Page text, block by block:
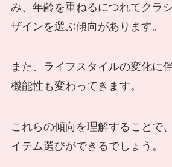
み、年齢を重ねるにつれてクラ
ザインを選ぶ傾向があります。
また、ライフスタイルの変化に
機能性も変わってきます。
これらの傾向を理解することで
イテム選びができるでしょう。